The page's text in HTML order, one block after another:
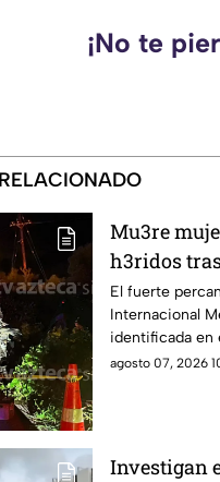
¡No te
Mu3re
h3ridos
Limón de
El fuerte
Internacional
identificada en
agosto 07, 2026
Investigan